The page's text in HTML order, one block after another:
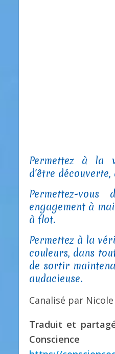
Permettez à la
d’être découverte,
Permettez-
engagement à
à flot.
Permettez à la
couleurs, dans
de sortir
audacieuse.
Canalisé par
Traduit et